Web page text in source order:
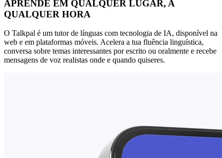
APRENDE EM QUALQUER LUGAR, A
QUALQUER HORA
O Talkpal é um tutor de línguas com tecnologia de IA, disponível na
web e em plataformas móveis. Acelera a tua fluência linguística,
conversa sobre temas interessantes por escrito ou oralmente e recebe
mensagens de voz realistas onde e quando quiseres.